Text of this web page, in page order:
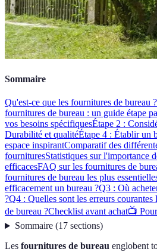
Sommaire
Qu'est-ce que les fournitures de bureau ?
fournitures de bureau : un guide étape
vos besoins spécifiquesÉtape 2 :
Durabilité et qualitéÉtape 4 : Établir un
espace inspirantComparatif des
fournituresStatistiques sur l'importance
efficacesFAQ sur les fournitures de
fournitures de bureau les plus
efficacement un bureau ?Q3 : Où
?Q4 : Quelles sont les erreurs
de bureau ?Checklist avant achat📺
Sommaire(17 sections)
Les fournitures de bureau englobent